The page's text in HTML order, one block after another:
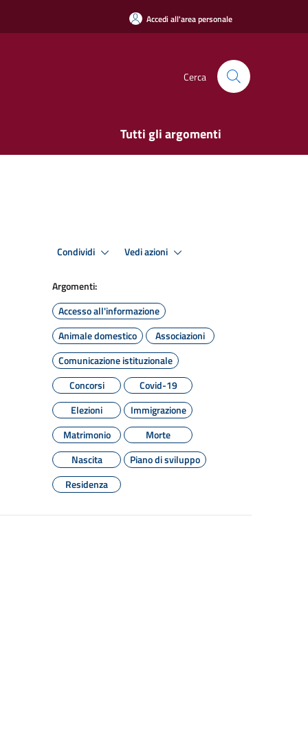
Accedi all'area personale
Cerca
Tutti gli argomenti
Condividi Vedi azioni
Argomenti:
Accesso all'informazione
Animale domestico
Associazioni
Comunicazione istituzionale
Concorsi
Covid-19
Elezioni
Immigrazione
Matrimonio
Morte
Nascita
Piano di sviluppo
Residenza